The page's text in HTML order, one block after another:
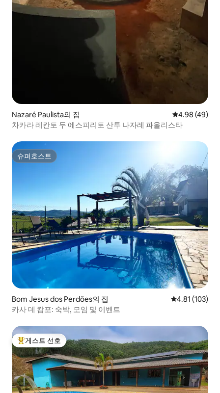
Nazaré Paulista의 집 평점 4.98점(5
4.98 (49)
차카라 레칸토 두 에스피리토 산투 나자레 파울리스타
슈퍼호스트
슈퍼호스트
Bom Jesus dos Perdões의 집 평점 4.81점(5
4.81 (103)
카사 데 캄포: 숙박, 모임 및 이벤트
상위 게스트 선호
게스트 선호